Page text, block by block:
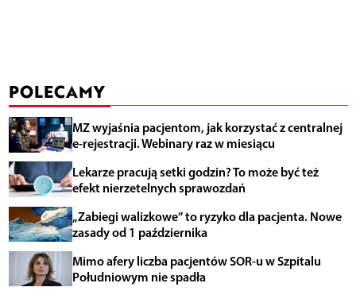
POLECAMY
MZ wyjaśnia pacjentom, jak korzystać z centralnej
e-rejestracji. Webinary raz w miesiącu
Lekarze pracują setki godzin? To może być też
efekt nierzetelnych sprawozdań
„Zabiegi walizkowe” to ryzyko dla pacjenta. Nowe
zasady od 1 października
Mimo afery liczba pacjentów SOR-u w Szpitalu
Południowym nie spadła